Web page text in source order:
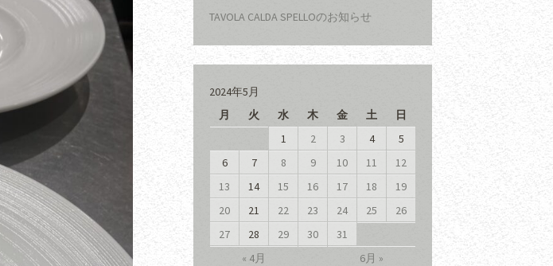
TAVOLA CALDA SPELLOのお知らせ
2024年5月
月
火 水 木 金 土 日
« 4月 6月 »
1 2 3 4
5
6
7 8 9 10 11
12
13
14 15 16 17 18
19
20
21 22 23 24 25
26
27
28 29 30 31